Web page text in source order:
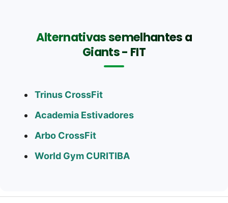
Alternativas semelhantes a
Giants - FIT
Trinus CrossFit
Academia Estivadores
Arbo CrossFit
World Gym CURITIBA